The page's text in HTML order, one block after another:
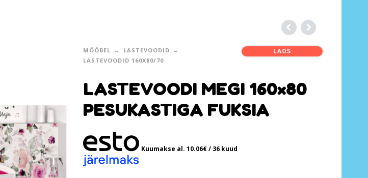
MÖÖBEL
LASTEVOODID
LASTEVOODID 160X80/70
LAOS
LASTEVOODI MEGI 160×80
PESUKASTIGA FUKSIA
Kuumakse al. 10.06€/ 36 kuud